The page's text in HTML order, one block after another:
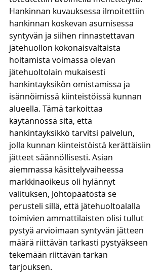
Hankinnan kuvauksessa ilmoitettiin
hankinnan koskevan asumisessa
syntyvän ja siihen rinnastettavan
jätehuollon kokonaisvaltaista
hoitamista voimassa olevan
jätehuoltolain mukaisesti
hankintayksikön omistamissa ja
isännöimissä kiinteistöissä kunnan
alueella. Tämä tarkoittaa
käytännössä sitä, että
hankintayksikkö tarvitsi palvelun,
jolla kunnan kiinteistöistä kerättäisiin
jätteet säännöllisesti. Asian
aiemmassa käsittelyvaiheessa
markkinaoikeus oli hylännyt
valituksen, Johtopäätöstä se
perusteli sillä, että jätehuoltoalalla
toimivien ammattilaisten olisi tullut
pystyä arvioimaan syntyvän jätteen
määrä riittävän tarkasti pystyäkseen
tekemään riittävän tarkan
tarjouksen.